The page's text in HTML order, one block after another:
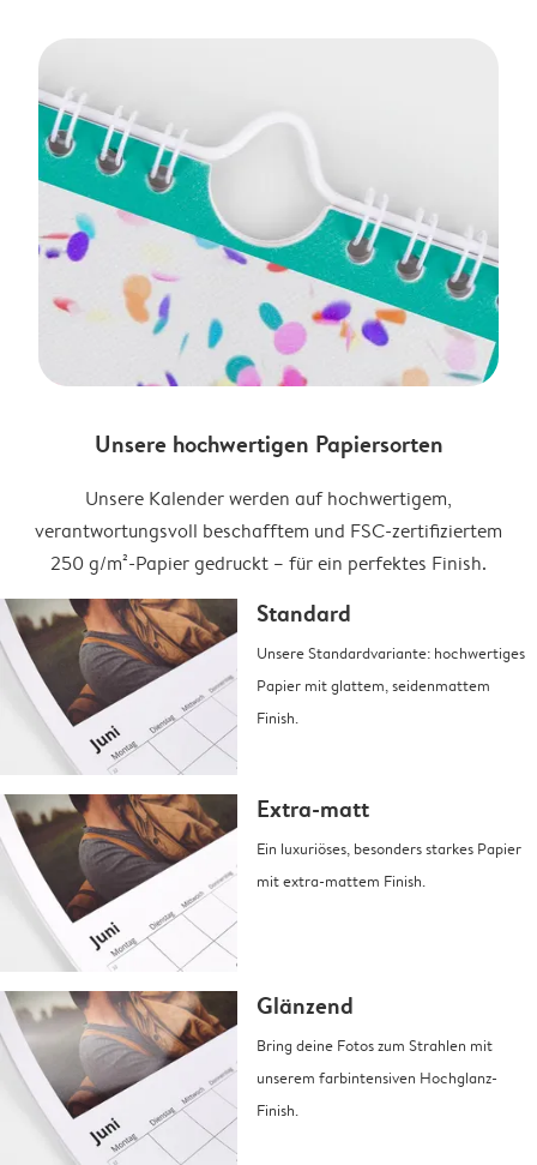
Unsere hochwertigen Papiersorten
Unsere Kalender werden auf hochwertigem,
verantwortungsvoll beschafftem und FSC-zertifiziertem
250 g/m²-Papier gedruckt – für ein perfektes Finish.
Standard
Unsere Standardvariante: hochwertiges
Papier mit glattem, seidenmattem
Finish.
Extra-matt
Ein luxuriöses, besonders starkes Papier
mit extra-mattem Finish.
Glänzend
Bring deine Fotos zum Strahlen mit
unserem farbintensiven Hochglanz-
Finish.